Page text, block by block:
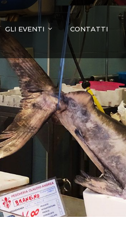
GLI EVENTI CONTATTI